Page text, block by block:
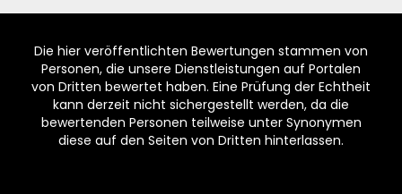
Die hier veröffentlichten Bewertungen stammen von
Personen, die unsere Dienstleistungen auf Portalen
von Dritten bewertet haben. Eine Prüfung der Echtheit
kann derzeit nicht sichergestellt werden, da die
bewertenden Personen teilweise unter Synonymen
diese auf den Seiten von Dritten hinterlassen.